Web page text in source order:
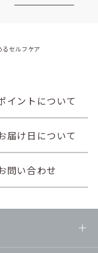
セルフケア
イントについて
届け日について
問い合わせ